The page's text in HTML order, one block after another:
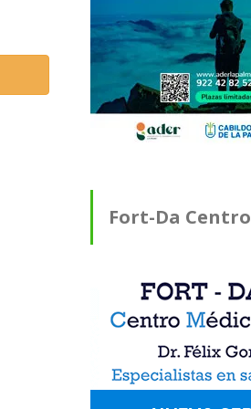
Fort-Da Centro